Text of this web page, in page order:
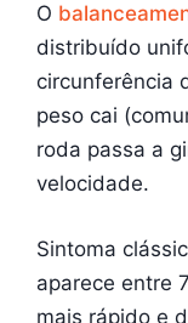
O
distribuído
circunferência
peso cai
roda passa a
velocidade.
Sintoma
aparece entre
mais rápido e